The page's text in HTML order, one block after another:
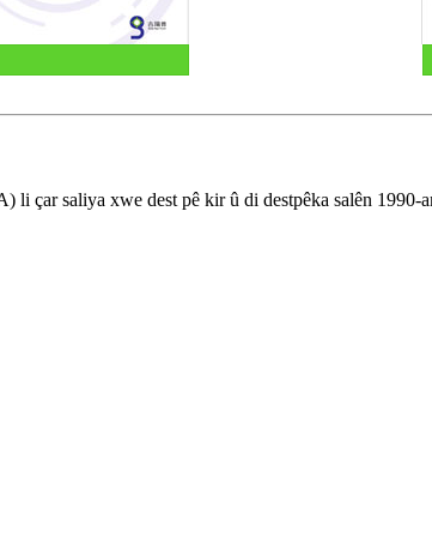
li çar saliya xwe dest pê kir û di destpêka salên 1990-